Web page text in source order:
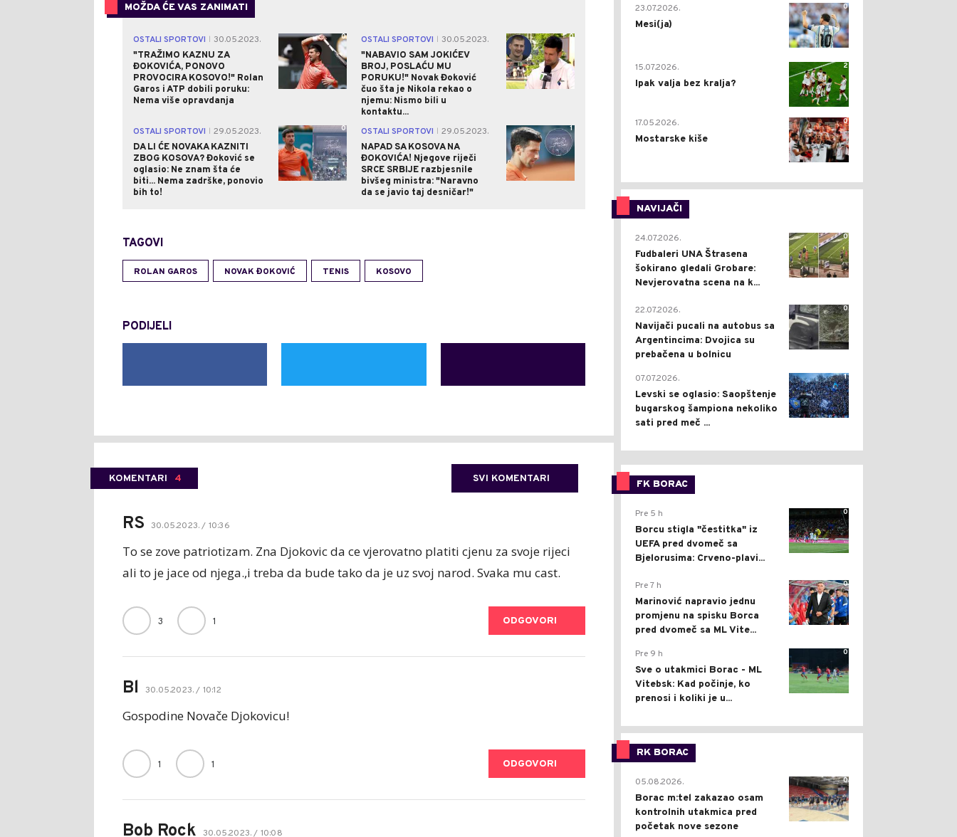
MOŽDA ĆE VAS ZANIMATI
OSTALI SPORTOVI
30.05.2023.
"TRAŽIMO KAZNU ZA
ĐOKOVIĆA, PONOVO
PROVOCIRA KOSOVO!" Rolan
Garos i ATP dobili poruku:
Nema više opravdanja
0 OSTALI SPORTOVI
30.05.2023.
"NABAVIO SAM JOKIĆEV
BROJ, POSLAĆU MU
PORUKU!" Novak Đoković
čuo šta je Nikola rekao o
njemu: Nismo bili u
kontaktu...
0
OSTALI SPORTOVI
29.05.2023.
DA LI ĆE NOVAKA KAZNITI
ZBOG KOSOVA? Đoković se
oglasio: Ne znam šta će
biti... Nema zadrške, ponovio
bih to!
0 OSTALI SPORTOVI
29.05.2023.
NAPAD SA KOSOVA NA
ĐOKOVIĆA! Njegove riječi
SRCE SRBIJE razbjesnile
bivšeg ministra: "Naravno
da se javio taj desničar!"
1
TAGOVI
ROLAN GAROS NOVAK ĐOKOVIĆ TENIS KOSOVO
PODIJELI
KOMENTARI 4 SVI KOMENTARI
RS 30.05.2023. / 10:36
To se zove patriotizam. Zna Djokovic da ce vjerovatno platiti cjenu za svoje rijeci
ali to je jace od njega.,i treba da bude tako da je uz svoj narod. Svaka mu cast.
3 1 ODGOVORI
Bl 30.05.2023. / 10:12
Gospodine Novače Djokovicu!
1 1 ODGOVORI
Bob Rock 30.05.2023. / 10:08
0
23.07.2026.
Mesi(ja)
2
15.07.2026.
Ipak valja bez kralja?
0
17.05.2026.
Mostarske kiše
NAVIJAČI
0
24.07.2026.
Fudbaleri UNA Štrasena
šokirano gledali Grobare:
Nevjerovatna scena na k...
0
22.07.2026.
Navijači pucali na autobus sa
Argentincima: Dvojica su
prebačena u bolnicu
1
07.07.2026.
Levski se oglasio: Saopštenje
bugarskog šampiona nekoliko
sati pred meč ...
FK BORAC
0
Pre 5 h
Borcu stigla "čestitka" iz
UEFA pred dvomeč sa
Bjelorusima: Crveno-plavi...
0
Pre 7 h
Marinović napravio jednu
promjenu na spisku Borca
pred dvomeč sa ML Vite...
0
Pre 9 h
Sve o utakmici Borac - ML
Vitebsk: Kad počinje, ko
prenosi i koliki je u...
RK BORAC
0
05.08.2026.
Borac m:tel zakazao osam
kontrolnih utakmica pred
početak nove sezone